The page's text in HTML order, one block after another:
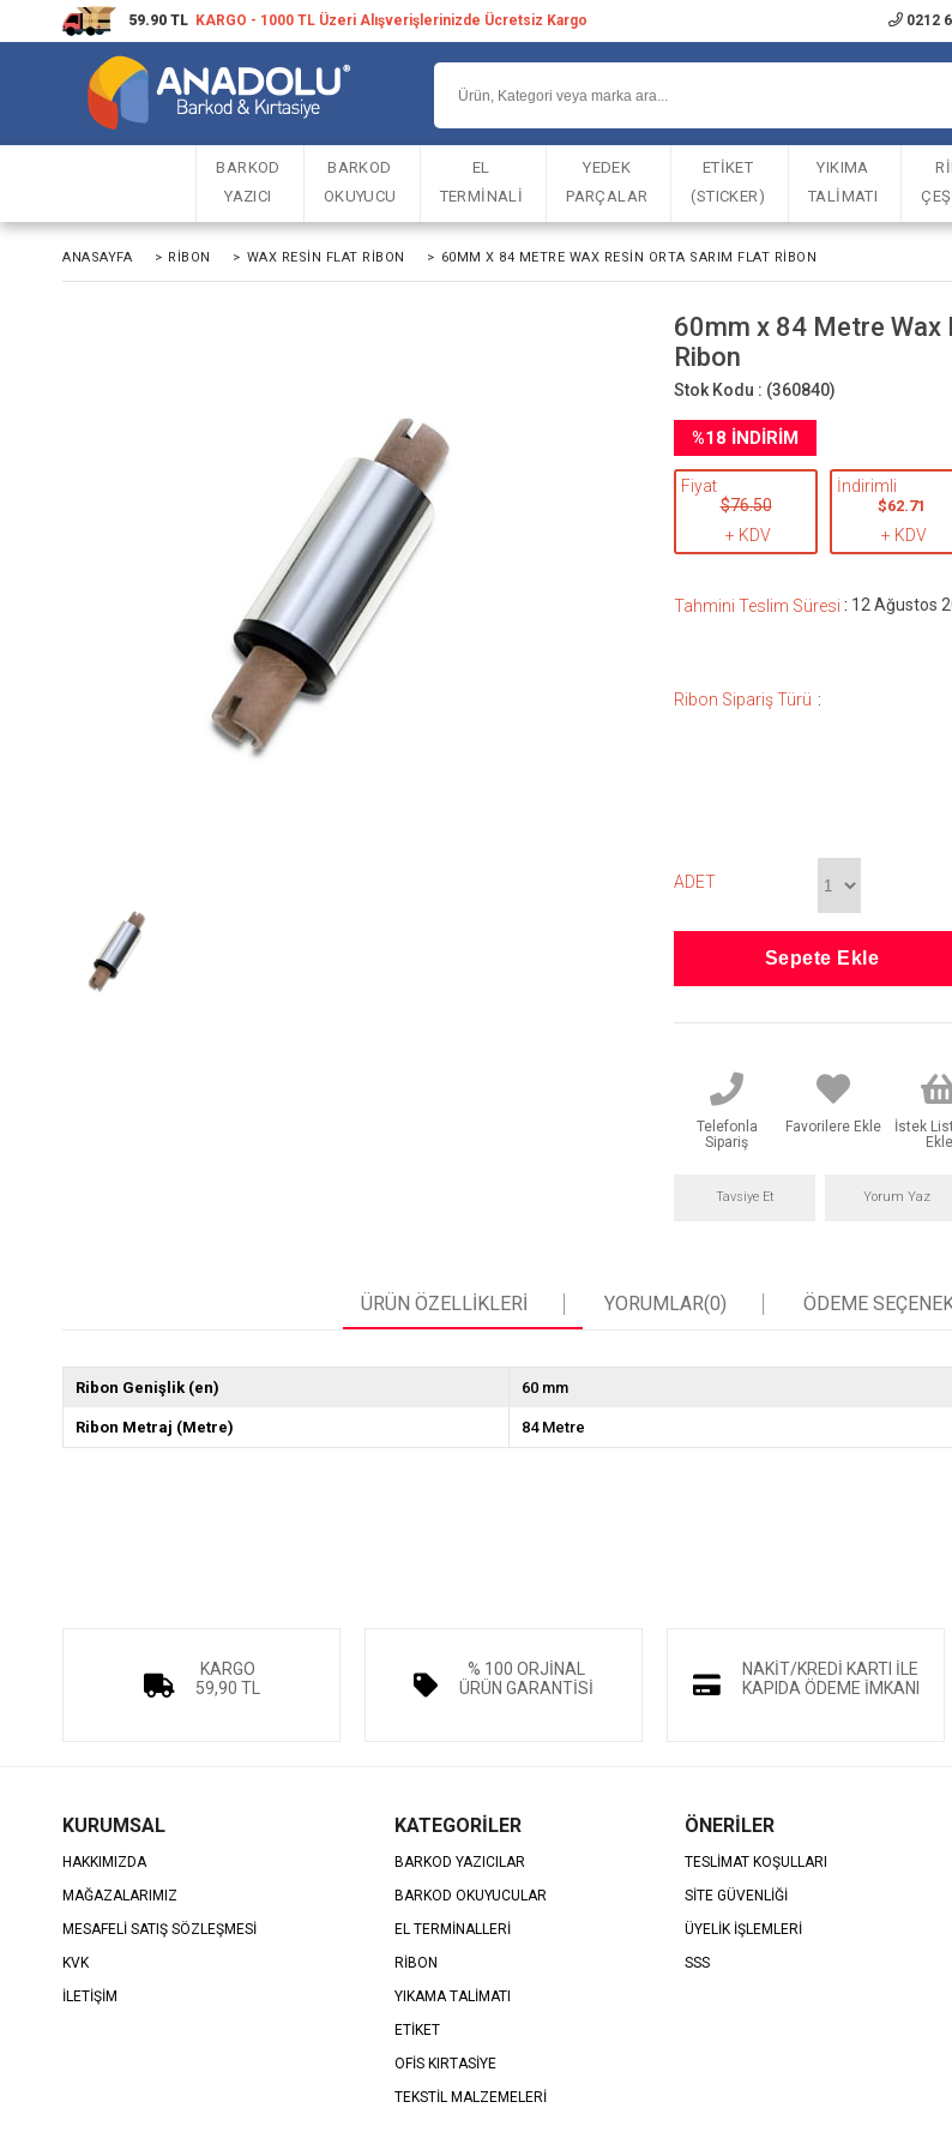
59.90 TL KARGO - 1000 TL Üzeri Alışverişlerinizde Ücretsiz Kargo 0212
BARKOD
YAZICI
BARKOD
OKUYUCU
EL
TERMİNALİ
YEDEK
PARÇALAR
ETİKET
(STICKER)
YIKIMA
TALİMATI
ANASAYFA > RIBON > WAX RESIN FLAT RIBON > 60MM X 84 METRE WAX RESIN ORTA SARIM FLAT RIBON
60mm x 84 Metre Wax
Ribon
Stok Kodu : (360840)
%18 İNDIRIM
Fiyat
$76.50
+ KDV
İndirimli
$62.71
+ KDV
Tahmini Teslim Süresi : 12 Ağustos
Ribon Sipariş Türü :
ADET
Telefonla
Sipariş
Favorilere Ekle
İstek
Ekle
Tavsiye Et Yorum Yaz
ÜRÜN ÖZELLIKLERI YORUMLAR(0) ÖDEME
Ribon Genişlik (en) 60 mm
Ribon Metraj (Metre) 84 Metre
KARGO
59,90 TL
% 100 ORJİNAL
ÜRÜN GARANTİSİ
NAKİT/KREDİ KARTI İLE
KAPIDA ÖDEME İMKANI
KURUMSAL
HAKKIMIZDA
MAĞAZALARIMIZ
MESAFELİ SATIŞ SÖZLEŞMESİ
KVK
İLETİŞİM
KATEGORİLER
BARKOD YAZICILAR
BARKOD OKUYUCULAR
EL TERMİNALLERİ
RİBON
YIKAMA TALİMATI
ETİKET
OFİS KIRTASİYE
TEKSTİL MALZEMELERİ
ÖNERİLER
TESLİMAT KOŞULLARI
SİTE GÜVENLİĞİ
ÜYELİK İŞLEMLERİ
SSS